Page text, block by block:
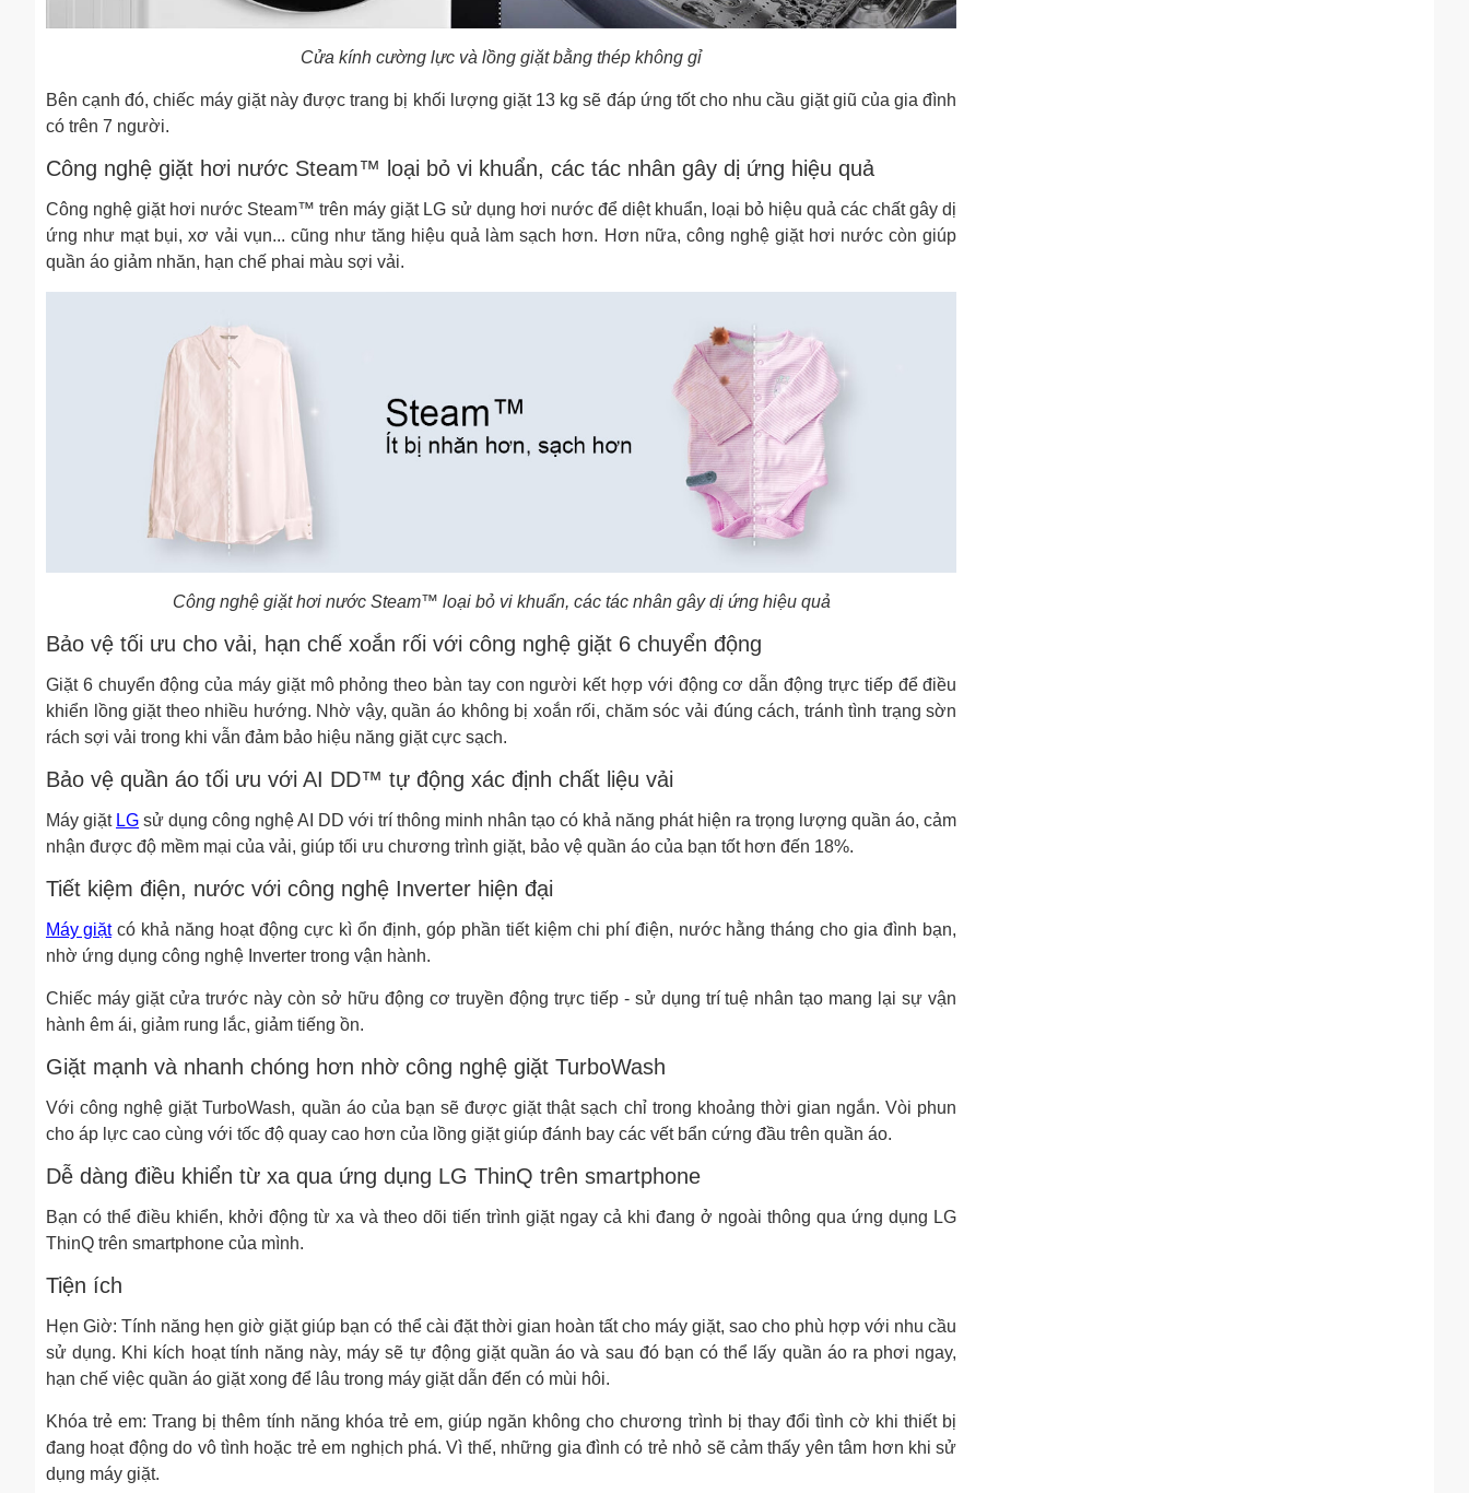
Cửa kính cường lực và lồng giặt bằng thép không gỉ
Bên cạnh đó, chiếc máy giặt này được trang bị khối lượng giặt 13 kg sẽ đáp ứng tốt cho nhu cầu giặt giũ của gia đình
có trên 7 người.
Công nghệ giặt hơi nước Steam™ loại bỏ vi khuẩn, các tác nhân gây dị ứng hiệu quả
Công nghệ giặt hơi nước Steam™ trên máy giặt LG sử dụng hơi nước để diệt khuẩn, loại bỏ hiệu quả các chất gây dị
ứng như mạt bụi, xơ vải vụn... cũng như tăng hiệu quả làm sạch hơn. Hơn nữa, công nghệ giặt hơi nước còn giúp
quần áo giảm nhăn, hạn chế phai màu sợi vải.
Công nghệ giặt hơi nước Steam™ loại bỏ vi khuẩn, các tác nhân gây dị ứng hiệu quả
Bảo vệ tối ưu cho vải, hạn chế xoắn rối với công nghệ giặt 6 chuyển động
Giặt 6 chuyển động của máy giặt mô phỏng theo bàn tay con người kết hợp với động cơ dẫn động trực tiếp để điều
khiển lồng giặt theo nhiều hướng. Nhờ vậy, quần áo không bị xoắn rối, chăm sóc vải đúng cách, tránh tình trạng sờn
rách sợi vải trong khi vẫn đảm bảo hiệu năng giặt cực sạch.
Bảo vệ quần áo tối ưu với AI DD™ tự động xác định chất liệu vải
Máy giặt LG sử dụng công nghệ AI DD với trí thông minh nhân tạo có khả năng phát hiện ra trọng lượng quần áo, cảm
nhận được độ mềm mại của vải, giúp tối ưu chương trình giặt, bảo vệ quần áo của bạn tốt hơn đến 18%.
Tiết kiệm điện, nước với công nghệ Inverter hiện đại
Máy giặtcó khả năng hoạt động cực kì ổn định, góp phần tiết kiệm chi phí điện, nước hằng tháng cho gia đình bạn,
nhờ ứng dụng công nghệ Inverter trong vận hành.
Chiếc máy giặt cửa trước này còn sở hữu động cơ truyền động trực tiếp - sử dụng trí tuệ nhân tạo mang lại sự vận
hành êm ái, giảm rung lắc, giảm tiếng ồn.
Giặt mạnh và nhanh chóng hơn nhờ công nghệ giặt TurboWash
Với công nghệ giặt TurboWash, quần áo của bạn sẽ được giặt thật sạch chỉ trong khoảng thời gian ngắn. Vòi phun
cho áp lực cao cùng với tốc độ quay cao hơn của lồng giặt giúp đánh bay các vết bẩn cứng đầu trên quần áo.
Dễ dàng điều khiển từ xa qua ứng dụng LG ThinQ trên smartphone
Bạn có thể điều khiển, khởi động từ xa và theo dõi tiến trình giặt ngay cả khi đang ở ngoài thông qua ứng dụng LG
ThinQ trên smartphone của mình.
Tiện ích
Hẹn Giờ: Tính năng hẹn giờ giặt giúp bạn có thể cài đặt thời gian hoàn tất cho máy giặt, sao cho phù hợp với nhu cầu
sử dụng. Khi kích hoạt tính năng này, máy sẽ tự động giặt quần áo và sau đó bạn có thể lấy quần áo ra phơi ngay,
hạn chế việc quần áo giặt xong để lâu trong máy giặt dẫn đến có mùi hôi.
Khóa trẻ em: Trang bị thêm tính năng khóa trẻ em, giúp ngăn không cho chương trình bị thay đổi tình cờ khi thiết bị
đang hoạt động do vô tình hoặc trẻ em nghịch phá. Vì thế, những gia đình có trẻ nhỏ sẽ cảm thấy yên tâm hơn khi sử
dụng máy giặt.